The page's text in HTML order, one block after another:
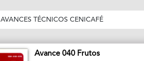
AVANCES TÉCNICOS CENICAFÉ
Avance 040 Frutos